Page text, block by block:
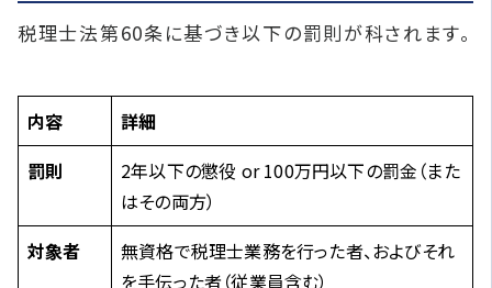
税理士法第60条に基づき以下の罰則が科されます。
内容
詳細
罰則
2年以下の懲役 or 100万円以下の罰金（また
はその両方）
対象者
無資格で税理士業務を行った者、およびそれ
を手伝った者（従業員含む）